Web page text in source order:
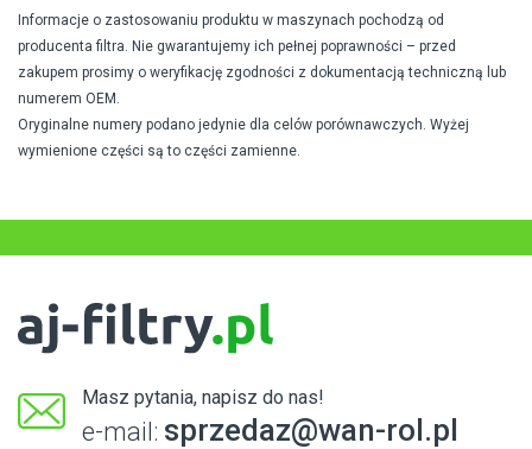
Informacje o zastosowaniu produktu w maszynach pochodzą od
producenta filtra. Nie gwarantujemy ich pełnej poprawności – przed
zakupem prosimy o weryfikację zgodności z dokumentacją techniczną lub
numerem OEM.
Oryginalne numery podano jedynie dla celów porównawczych. Wyżej
wymienione części są to części zamienne.
Masz pytania, napisz do nas!
e-mail: sprzedaz@wan-rol.pl